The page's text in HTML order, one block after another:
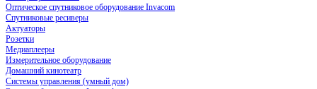
Оптическое спутниковое оборудование Invacom
Спутниковые ресиверы
Актуаторы
Розетки
Медиаплееры
Измерительное оборудование
Домашний кинотеатр
Системы управления (умный дом)